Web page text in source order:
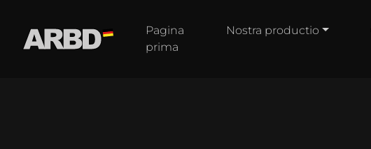
Pagina
prima
Nostra productio